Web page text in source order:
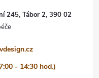
245, Tábor 2, 390 02
- 14:30 hod.)